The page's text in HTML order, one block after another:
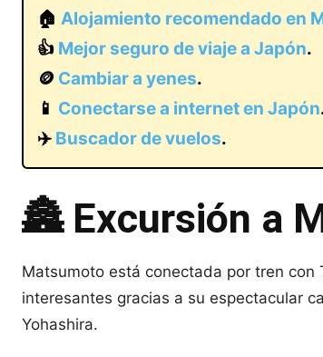
🏠 Alojamiento recomendado en
👍 Mejor seguro de viaje a Japón.
🪙 Cambiar a yenes.
📱 Conectarse a internet en Japón
✈️ Buscador de vuelos.
🏯 Excursión a
Matsumoto está conectada por tren con
interesantes gracias a su espectacular
Yohashira.